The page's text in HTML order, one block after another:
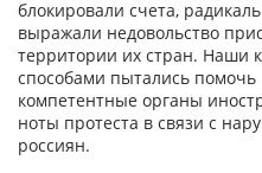
блокировали счета,
выражали недовольство
территории их стран. Наши
способами пытались
компетентные органы
ноты протеста в связи с
россиян.